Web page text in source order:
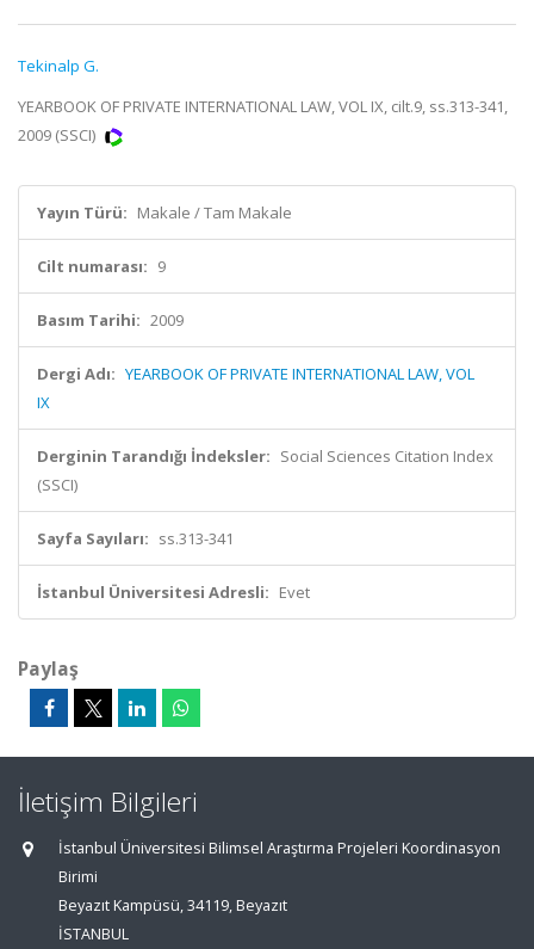
Tekinalp G.
YEARBOOK OF PRIVATE INTERNATIONAL LAW, VOL IX, cilt.9, ss.313-341,
2009 (SSCI)
Yayın Türü: Makale / Tam Makale
Cilt numarası: 9
Basım Tarihi: 2009
Dergi Adı: YEARBOOK OF PRIVATE INTERNATIONAL LAW, VOL
IX
Derginin Tarandığı İndeksler: Social Sciences Citation Index
(SSCI)
Sayfa Sayıları: ss.313-341
İstanbul Üniversitesi Adresli: Evet
Paylaş
İletişim Bilgileri
İstanbul Üniversitesi Bilimsel Araştırma Projeleri Koordinasyon
Birimi
Beyazıt Kampüsü, 34119, Beyazıt
İSTANBUL